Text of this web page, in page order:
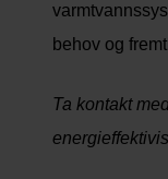
behov og
Ta kontakt